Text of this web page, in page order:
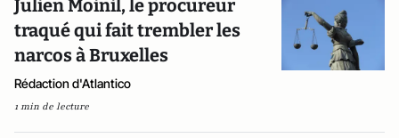
Julien Moinil, le procureur
traqué qui fait trembler les
narcos à Bruxelles
Rédaction d'Atlantico
1 min de lecture